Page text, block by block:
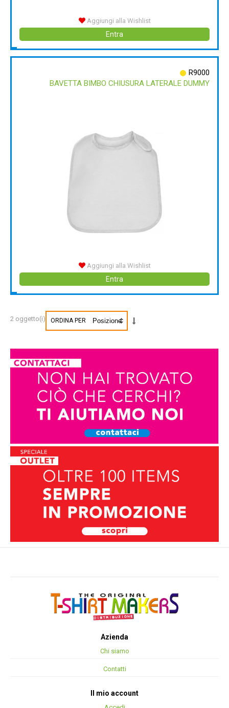
Aggiungi alla Wishlist
Entra
R9000
BAVETTA BIMBO CHIUSURA LATERALE DUMMY
Aggiungi alla Wishlist
Entra
2 oggetto(i) ORDINA PER
Azienda
Chi siamo
Contatti
Il mio account